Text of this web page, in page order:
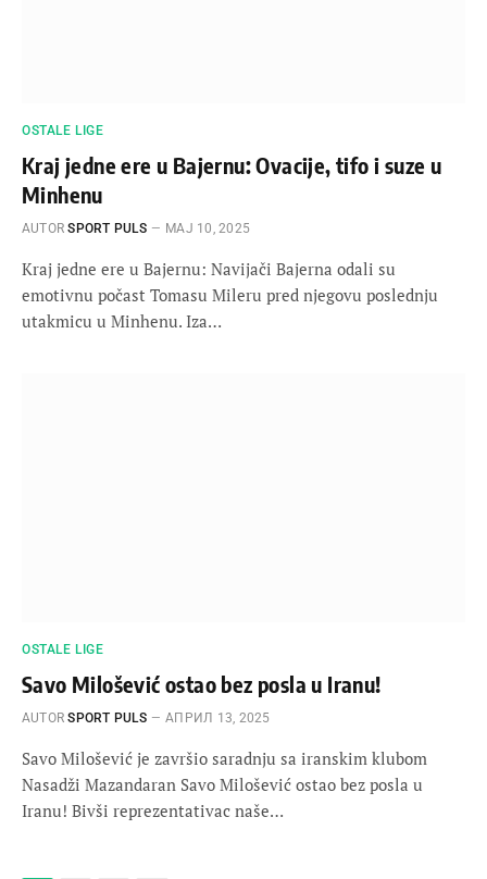
OSTALE LIGE
Kraj jedne ere u Bajernu: Ovacije, tifo i suze u
Minhenu
AUTOR SPORT PULS МАЈ 10, 2025
Kraj jedne ere u Bajernu: Navijači Bajerna odali su
emotivnu počast Tomasu Mileru pred njegovu poslednju
utakmicu u Minhenu. Iza…
OSTALE LIGE
Savo Milošević ostao bez posla u Iranu!
AUTOR SPORT PULS АПРИЛ 13, 2025
Savo Milošević je završio saradnju sa iranskim klubom
Nasadži Mazandaran Savo Milošević ostao bez posla u
Iranu! Bivši reprezentativac naše…